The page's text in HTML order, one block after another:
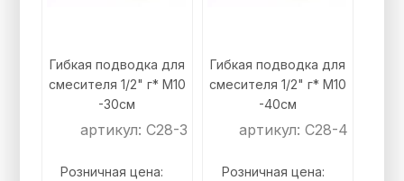
Гибкая подводка для
смесителя 1/2" г* M10
-30см
артикул: C28-3
Розничная цена:
Гибкая подводка для
смесителя 1/2" г* M10
-40см
артикул: C28-4
Розничная цена: